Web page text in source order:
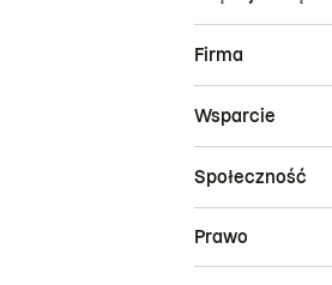
Firma
Wsparcie
Społeczność
Prawo